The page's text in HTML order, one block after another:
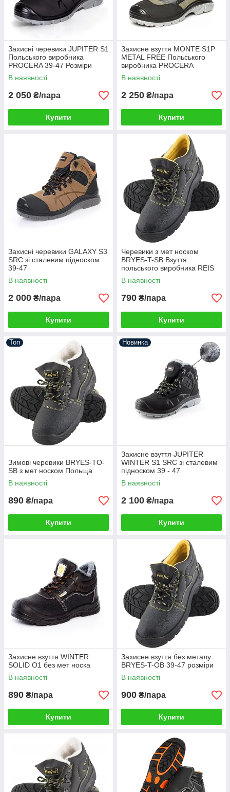
Захисні черевики JUPITER S1
Польського виробника
PROCERA 39-47 Розміри
В наявності
2 050 ₴/пара
Купити
Захисне взуття MONTE S1P
METAL FREE Польського
виробника PROCERA
В наявності
2 250 ₴/пара
Купити
Захисні черевики GALAXY S3
SRC зі сталевим підноском
39-47
В наявності
2 000 ₴/пара
Купити
Черевики з мет носком
BRYES-T-SB Взуття
польського виробника REIS
39-47 розміри
В наявності
790 ₴/пара
Купити
Топ
Зимові черевики BRYES-TO-
SB з мет носком Польща
В наявності
890 ₴/пара
Купити
Новинка
Захисне взуття JUPITER
WINTER S1 SRC зі сталевим
підноском 39 - 47
В наявності
2 100 ₴/пара
Купити
Захисне взуття WINTER
SOLID O1 без мет носка
В наявності
890 ₴/пара
Купити
Захисне взуття без металу
BRYES-T-OB 39-47 розміри
В наявності
900 ₴/пара
Купити